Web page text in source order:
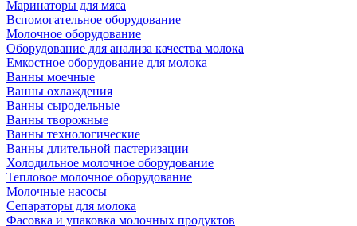
Маринаторы для мяса
Вспомогательное оборудование
Молочное оборудование
Оборудование для анализа качества молока
Емкостное оборудование для молока
Ванны моечные
Ванны охлаждения
Ванны сыродельные
Ванны творожные
Ванны технологические
Ванны длительной пастеризации
Холодильное молочное оборудование
Тепловое молочное оборудование
Молочные насосы
Сепараторы для молока
Фасовка и упаковка молочных продуктов